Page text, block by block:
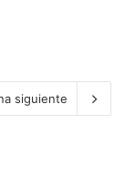
siguiente